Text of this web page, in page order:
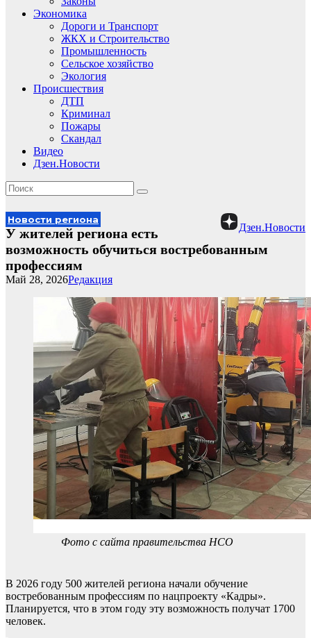
Экономика
Дороги и Транспорт
ЖКХ и Строительство
Промышленность
Сельское хозяйство
Экология
Происшествия
ДТП
Криминал
Пожары
Скандал
Видео
Дзен.Новости
Дзен.Новости
Новости региона
У жителей региона есть
возможность обучиться востребованным
профессиям
Редакция
Май 28, 2026
Фото с сайта правительства НСО
В 2026 году 500 жителей региона начали обучение
востребованным профессиям по нацпроекту «Кадры».
Планируется, что в этом году эту возможность получат 1700
человек.